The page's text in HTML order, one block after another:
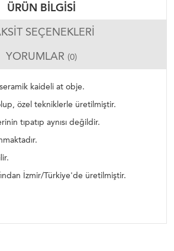
ÜRÜN BILGISI
SEÇENEKLERI
YORUMLAR (0)
kaideli at obje.
özel tekniklerle üretilmiştir.
tıpatıp aynısı değildir.
İzmir/Türkiye'de üretilmiştir.